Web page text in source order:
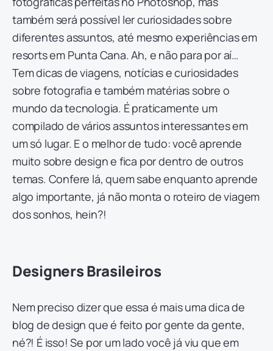
também será possível ler curiosidades sobre
diferentes assuntos, até mesmo experiências em
resorts em Punta Cana. Ah, e não para por aí…
Tem dicas de viagens, notícias e curiosidades
sobre fotografia e também matérias sobre o
mundo da tecnologia. É praticamente um
compilado de vários assuntos interessantes em
um só lugar. E o melhor de tudo: você aprende
muito sobre design e fica por dentro de outros
temas. Confere lá, quem sabe enquanto aprende
algo importante, já não monta o roteiro de viagem
dos sonhos, hein?!
Designers Brasileiros
Nem preciso dizer que essa é mais uma dica de
blog de design que é feito por gente da gente,
né?! É isso! Se por um lado você já viu que em